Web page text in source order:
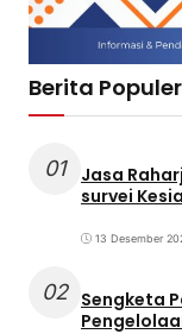
Berita Populer
01
Jasa
survei
13 Desember
02 Sengketa